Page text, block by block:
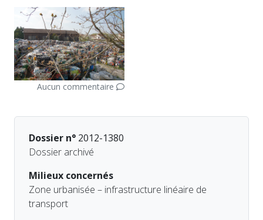
Aucun commentaire
Dossier n° 2012-1380
Dossier archivé
Milieux concernés
Zone urbanisée – infrastructure linéaire de
transport